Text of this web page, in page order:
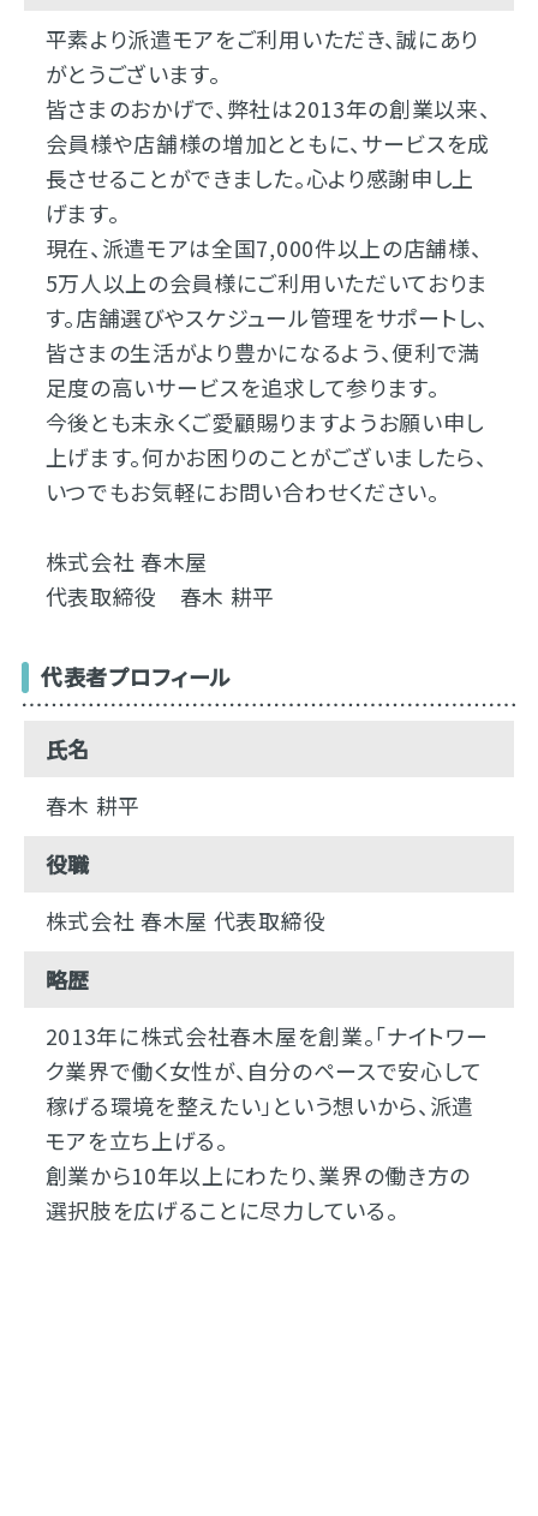
平素より派遣モアをご利用いただき、誠にあり
がとうございます。
皆さまのおかげで、弊社は2013年の創業以来、
会員様や店舗様の増加とともに、サービスを成
長させることができました。心より感謝申し上
げます。
現在、派遣モアは全国7,000件以上の店舗様、
5万人以上の会員様にご利用いただいておりま
す。店舗選びやスケジュール管理をサポートし、
皆さまの生活がより豊かになるよう、便利で満
足度の高いサービスを追求して参ります。
今後とも末永くご愛顧賜りますようお願い申し
上げます。何かお困りのことがございましたら、
いつでもお気軽にお問い合わせください。
株式会社 春木屋
代表取締役 春木 耕平
代表者プロフィール
氏名
春木 耕平
役職
株式会社 春木屋 代表取締役
略歴
2013年に株式会社春木屋を創業。「ナイトワー
ク業界で働く女性が、自分のペースで安心して
稼げる環境を整えたい」という想いから、派遣
モアを立ち上げる。
創業から10年以上にわたり、業界の働き方の
選択肢を広げることに尽力している。